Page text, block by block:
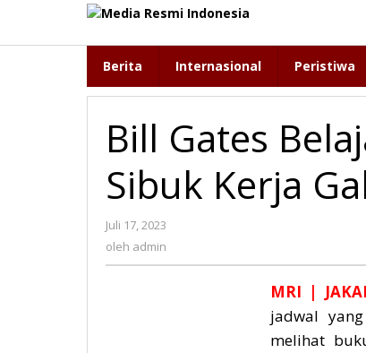
konten
Berita Internasional Peristiwa
Bill Gates
Sibuk Kerja
Juli 17, 2023
oleh admin
MRI |
jadwal
melihat